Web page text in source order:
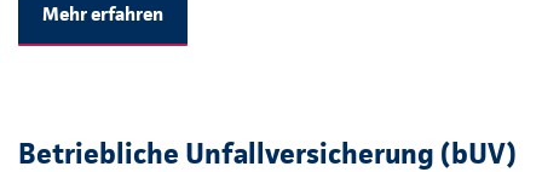
Mehr erfahren
Betriebliche Unfallversicherung (bUV)